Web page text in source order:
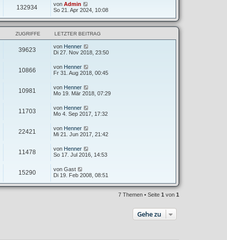
132934 von Admin
So 21. Apr 2024, 10:08
ZUGRIFFE LETZTER BEITRAG
39623 von Henner
Di 27. Nov 2018, 23:50
10866 von Henner
Fr 31. Aug 2018, 00:45
10981 von Henner
Mo 19. Mär 2018, 07:29
11703 von Henner
Mo 4. Sep 2017, 17:32
22421 von Henner
Mi 21. Jun 2017, 21:42
11478 von Henner
So 17. Jul 2016, 14:53
15290 von Gast
Di 19. Feb 2008, 08:51
7 Themen • Seite 1 von 1
Gehe zu